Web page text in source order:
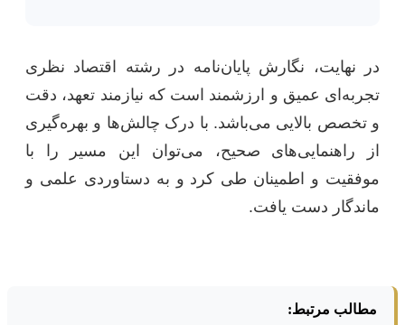
در نهایت، نگارش پایان‌نامه در رشته اقتصاد نظری
تجربه‌ای عمیق و ارزشمند است که نیازمند تعهد، دقت
و تخصص بالایی می‌باشد. با درک چالش‌ها و بهره‌گیری
از راهنمایی‌های صحیح، می‌توان این مسیر را با
موفقیت و اطمینان طی کرد و به دستاوردی علمی و
ماندگار دست یافت.
مطالب مرتبط: